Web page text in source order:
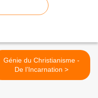
Génie du Christianisme -
De l’Incarnation >